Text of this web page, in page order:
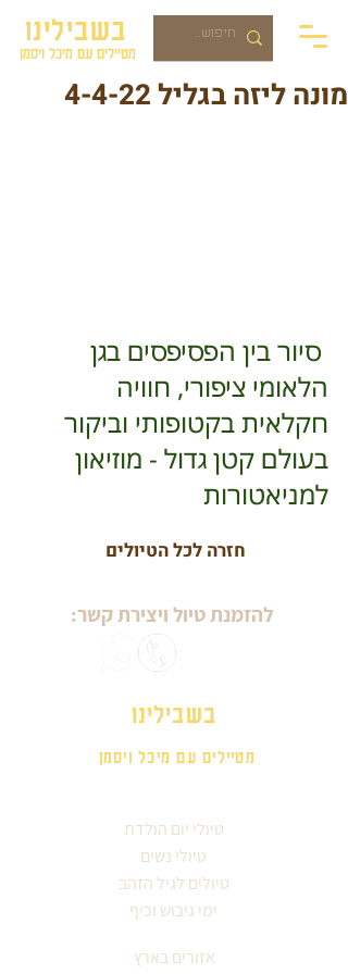
בשבילינו
מטיילים עם מיכל ויסמן
מונה ליזה בגליל 4-4-22
סיור בין הפסיפסים בגן
הלאומי ציפורי, חוויה
חקלאית בקטופותי וביקור
בעולם קטן גדול - מוזיאון
למניאטורות
חזרה לכל הטיולים
להזמנת טיול ויצירת קשר:
בשבילינו
מטיילים עם מיכל ויסמן
טיולי יום הולדת
טיולי נשים
טיולים לגיל הזהב
ימי גיבוש וכיף
אזורים בארץ